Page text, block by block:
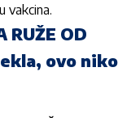
vakcina.
RUŽE OD
ovo niko